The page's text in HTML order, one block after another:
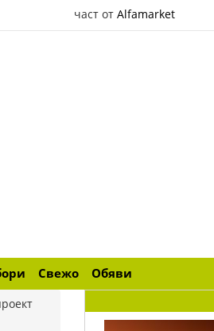
част от Alfamarket
Свежо Обяви